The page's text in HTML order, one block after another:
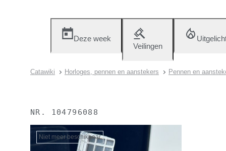
Deze week
Veilingen
Catawiki Horloges, pennen en aanstekers Pennen en
NR. 104796088
Niet meer beschikbaar